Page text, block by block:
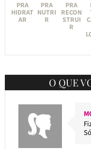
PRA
HIDRAT
AR
PRA
NUTRI
R
PRA
RECON
STRUI
R
O QUE